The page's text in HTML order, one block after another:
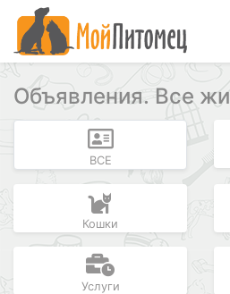
Объявления. Все
ВСЕ
Кошки
Услуги